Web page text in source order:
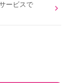
ービスで